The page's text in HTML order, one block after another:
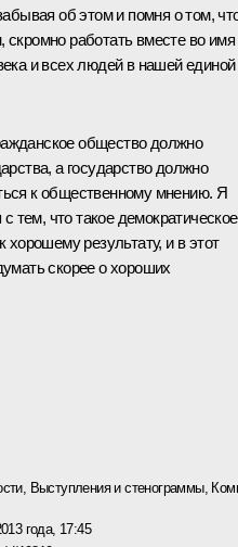
об этом и помня о том,
работать вместе во имя
и всех людей в нашей единой
общество должно
а государство должно
к общественному мнению. Я
тем, что такое демократическое
хорошему результату, и в этот
скорее о хороших
, Выступления и стенограммы,
года, 17:45